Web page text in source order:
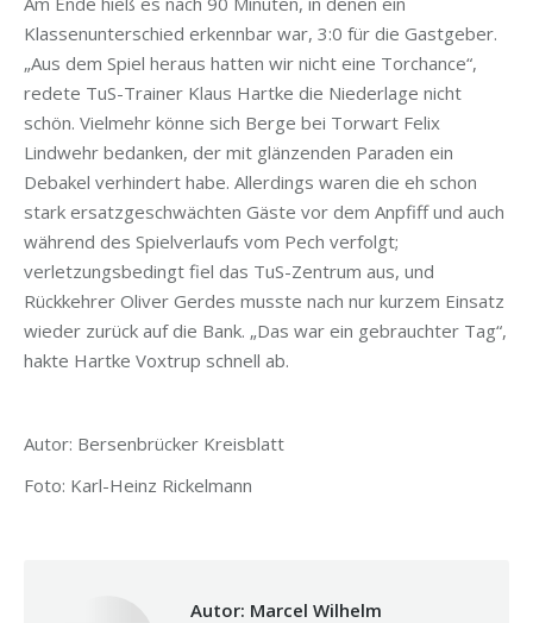
Klassenunterschied erkennbar war, 3:0 für die Gastgeber.
„Aus dem Spiel heraus hatten wir nicht eine Torchance“,
redete TuS-Trainer Klaus Hartke die Niederlage nicht
schön. Vielmehr könne sich Berge bei Torwart Felix
Lindwehr bedanken, der mit glänzenden Paraden ein
Debakel verhindert habe. Allerdings waren die eh schon
stark ersatzgeschwächten Gäste vor dem Anpfiff und auch
während des Spielverlaufs vom Pech verfolgt;
verletzungsbedingt fiel das TuS-Zentrum aus, und
Rückkehrer Oliver Gerdes musste nach nur kurzem Einsatz
wieder zurück auf die Bank. „Das war ein gebrauchter Tag“,
hakte Hartke Voxtrup schnell ab.
Autor: Bersenbrücker Kreisblatt
Foto: Karl-Heinz Rickelmann
Autor: Marcel Wilhelm